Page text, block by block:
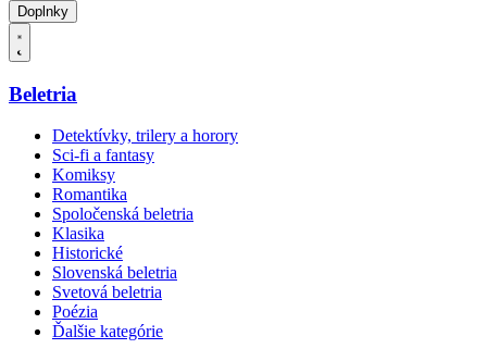
Doplnky
Beletria
Detektívky, trilery a horory
Sci-fi a fantasy
Komiksy
Romantika
Spoločenská beletria
Klasika
Historické
Slovenská beletria
Svetová beletria
Poézia
Ďalšie kategórie